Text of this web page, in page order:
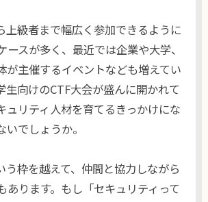
上級者まで幅広く参加できるように
ースが多く、最近では企業や大学、
が主催するイベントなども増えてい
生向けのCTF大会が盛んに開かれて
ュリティ人材を育てるきっかけにな
いでしょうか。
う枠を越えて、仲間と協力しながら
あります。もし「セキュリティって